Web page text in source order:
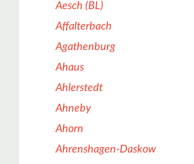
Aesch (BL)
Affalterbach
Agathenburg
Ahaus
Ahlerstedt
Ahneby
Ahorn
Ahrenshagen-Daskow